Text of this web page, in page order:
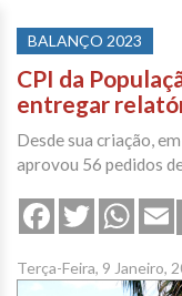
BALANÇO 2023
CPI da
entregar
Desde sua criação,
aprovou 56 pedidos
FacebookTwitter
Terça-Feira, 9 Janeiro,